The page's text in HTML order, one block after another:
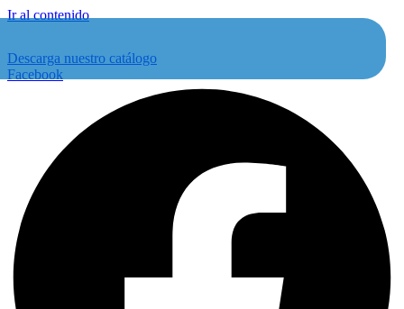
Ir al contenido
Descarga nuestro catálogo
Facebook